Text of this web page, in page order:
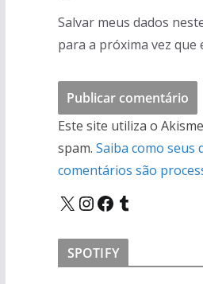
Salvar meus dados
para a próxima vez que
Este site utiliza o
spam. Saiba como seus
comentários são
X InstagramFacebook Tumblr
SPOTIFY